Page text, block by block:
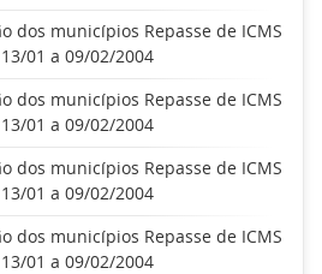
dos municípios Repasse de ICMS
01 a 09/02/2004
dos municípios Repasse de ICMS
01 a 09/02/2004
dos municípios Repasse de ICMS
01 a 09/02/2004
dos municípios Repasse de ICMS
01 a 09/02/2004